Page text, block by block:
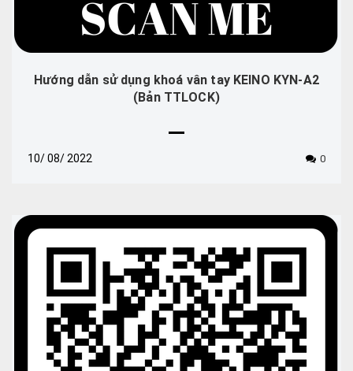
Hướng dẫn sử dụng khoá vân tay KEINO KYN-A2
(Bản TTLOCK)
10/08/ 2022 0